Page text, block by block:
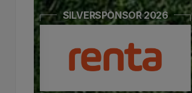
SILVERSPONSOR 2026